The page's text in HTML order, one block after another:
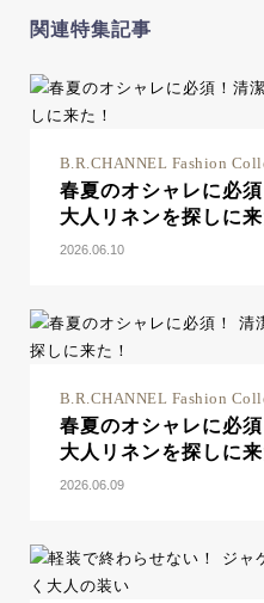
関連特集記事
B.R.CHANNEL Fashion
春夏のオシャレに必
大人リネンを探しに来
2026.06.10
B.R.CHANNEL Fashion
春夏のオシャレに必
大人リネンを探しに来
2026.06.09